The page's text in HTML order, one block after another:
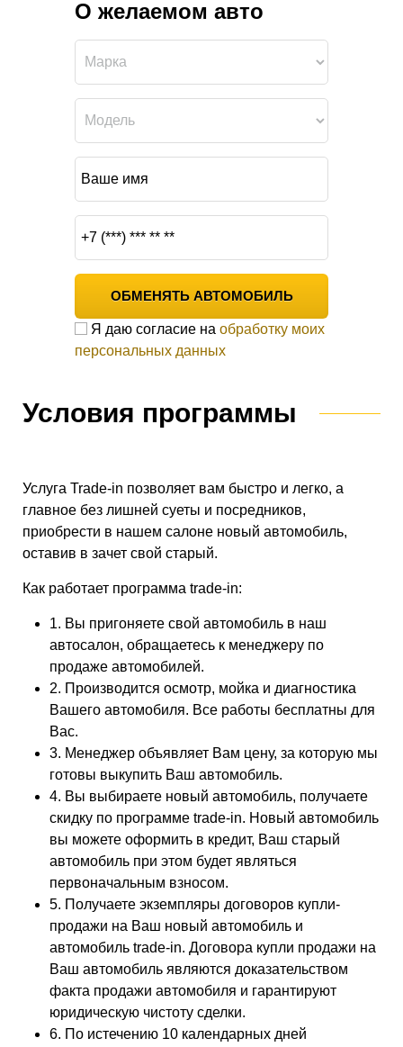
О желаемом авто
ОБМЕНЯТЬ АВТОМОБИЛЬ
Я даю согласие на обработку моих
персональных данных
Условия программы
Услуга Trade-in позволяет вам быстро и легко, а
главное без лишней суеты и посредников,
приобрести в нашем салоне новый автомобиль,
оставив в зачет свой старый.
Как работает программа trade-in:
1. Вы пригоняете свой автомобиль в наш
автосалон, обращаетесь к менеджеру по
продаже автомобилей.
2. Производится осмотр, мойка и диагностика
Вашего автомобиля. Все работы бесплатны для
Вас.
3. Менеджер объявляет Вам цену, за которую мы
готовы выкупить Ваш автомобиль.
4. Вы выбираете новый автомобиль, получаете
скидку по программе trade-in. Новый автомобиль
вы можете оформить в кредит, Ваш старый
автомобиль при этом будет являться
первоначальным взносом.
5. Получаете экземпляры договоров купли-
продажи на Ваш новый автомобиль и
автомобиль trade-in. Договора купли продажи на
Ваш автомобиль являются доказательством
факта продажи автомобиля и гарантируют
юридическую чистоту сделки.
6. По истечению 10 календарных дней